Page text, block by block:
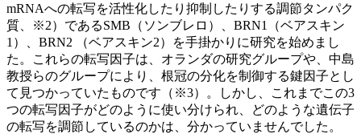
mRNAへの転写を活性化したり抑制したりする調節タンパク
質、※2）であるSMB（ソンブレロ）、BRN1（ベアスキン
1）、BRN2 （ベアスキン2）を手掛かりに研究を始めまし
た。これらの転写因子は、オランダの研究グループや、中島
教授らのグループにより、根冠の分化を制御する鍵因子とし
て見つかっていたものです（※3）。しかし、これまでこの3
つの転写因子がどのように使い分けられ、どのような遺伝子
の転写を調節しているのかは、分かっていませんでした。